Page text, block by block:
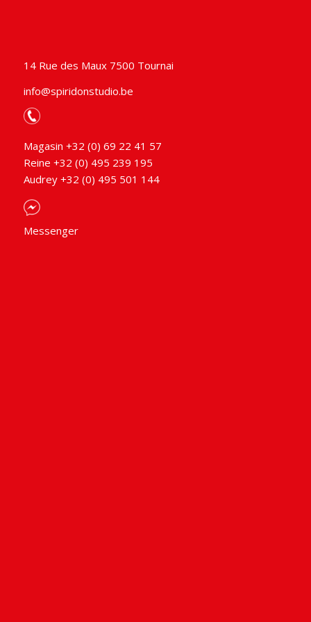
14 Rue des Maux 7500 Tournai
info@spiridonstudio.be
Magasin +32 (0) 69 22 41 57
Reine +32 (0) 495 239 195
Audrey +32 (0) 495 501 144
Messenger